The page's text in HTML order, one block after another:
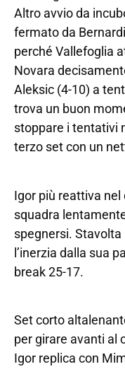
Altro avvio da
fermato da
perché Vallefoglia
Novara
Aleksic (4-10) a
trova un buon
stoppare i tentativi
terzo set con un
Igor più reattiva nel
squadra
spegnersi.
l’inerzia dalla sua
break 25-17.
Set corto
per girare avanti al
Igor replica con